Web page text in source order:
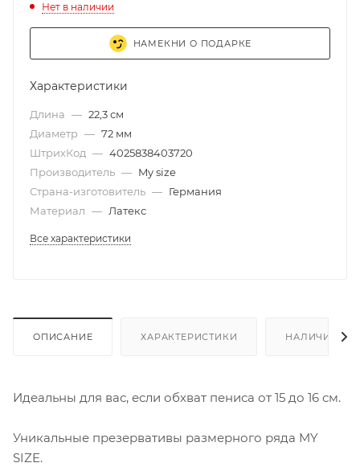
Нет в наличии
НАМЕКНИ О ПОДАРКЕ
Характеристики
Длина — 22,3 см
Диаметр — 72 мм
ШтрихКод — 4025838403720
Производитель — My size
Страна-изготовитель — Германия
Материал — Латекс
Все характеристики
ОПИСАНИЕ ХАРАКТЕРИСТИКИ НАЛИЧИЕ
Идеальны для вас, если обхват пениса от 15 до 16 см.
Уникальные презервативы размерного ряда MY
SIZE.